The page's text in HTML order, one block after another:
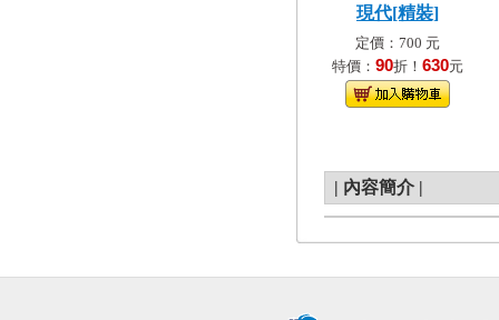
現代[精裝]
定價：700 元
特價： 90折！ 630元
| 內容簡介 |